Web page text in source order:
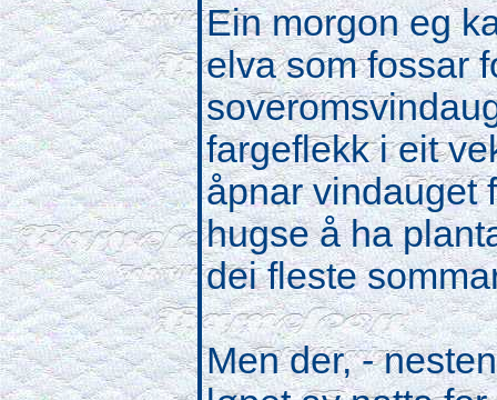
Ein morgon eg
elva som fossar
fargeflekk i eit
åpnar vindauget
hugse å ha
dei fleste
Men der, -